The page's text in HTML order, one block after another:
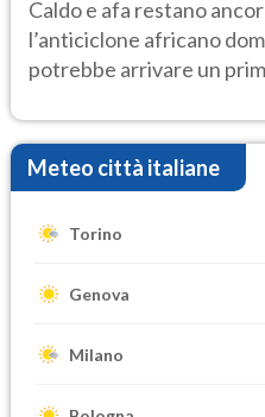
Caldo e afa restano
l’anticiclone africano
potrebbe arrivare un
Meteo città italiane
Torino
Genova
Milano